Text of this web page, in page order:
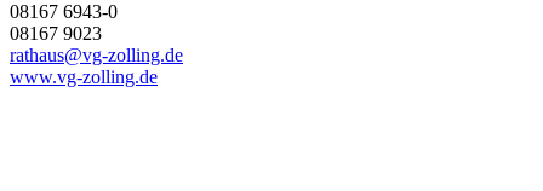
08167 6943-0
08167 9023
rathaus@vg-zolling.de
www.vg-zolling.de